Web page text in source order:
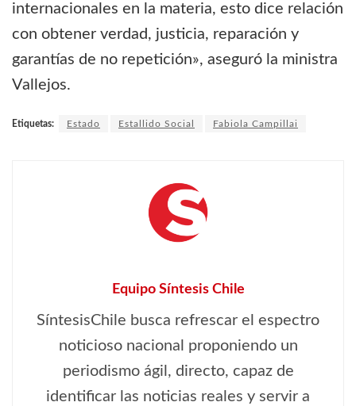
internacionales en la materia, esto dice relación
con obtener verdad, justicia, reparación y
garantías de no repetición», aseguró la ministra
Vallejos.
Etiquetas: Estado Estallido Social Fabiola Campillai
Equipo Síntesis Chile
SíntesisChile busca refrescar el espectro
noticioso nacional proponiendo un
periodismo ágil, directo, capaz de
identificar las noticias reales y servir a